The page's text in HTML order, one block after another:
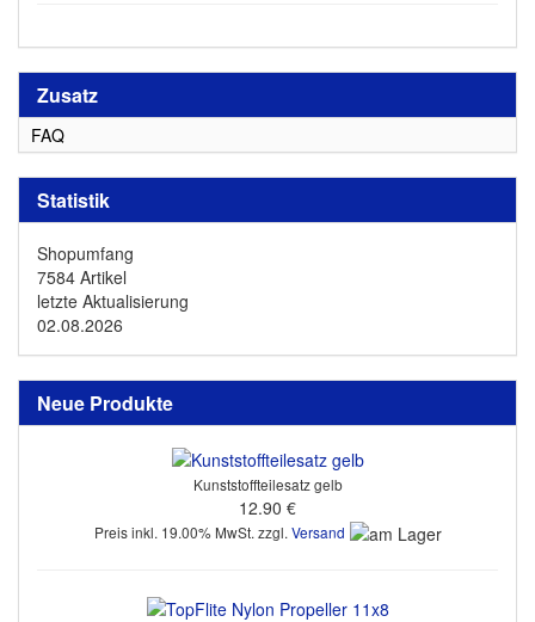
Zusatz
FAQ
Statistik
Shopumfang
7584 Artikel
letzte Aktualisierung
02.08.2026
Neue Produkte
Kunststoffteilesatz gelb
12.90 €
Preis inkl. 19.00% MwSt. zzgl. Versand